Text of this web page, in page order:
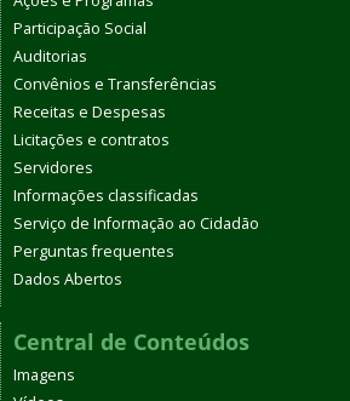
Participação Social
Auditorias
Convênios e Transferências
Receitas e Despesas
Licitações e contratos
Servidores
Informações classificadas
Serviço de Informação ao Cidadão
Perguntas frequentes
Dados Abertos
Central de Conteúdos
Imagens